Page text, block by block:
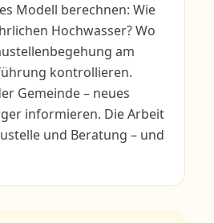
Modell berechnen: Wie
Hochwasser? Wo
am
kontrollieren.
Gemeinde – neues
informieren. Die Arbeit
und Beratung – und